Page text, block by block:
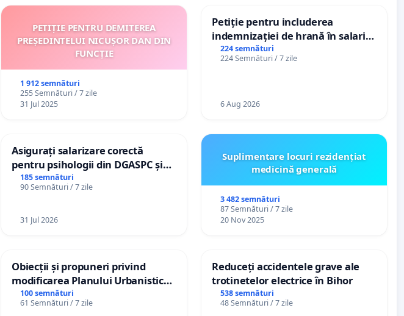
PETIȚIE PENTRU DEMITEREA
PREȘEDINTELUI NICUȘOR DAN DIN
FUNCȚIE
1 912 semnături
255 Semnături / 7 zile
31 Jul 2025
Petiție pentru includerea
indemnizației de hrană în salariul
de bază și protejarea gradațiilor
de vechime pentru asistenții
224 semnături
224 Semnături / 7 zile
6 Aug 2026
Asigurați salarizare corectă
pentru psihologii din DGASPC și
spitale
185 semnături
90 Semnături / 7 zile
31 Jul 2026
Suplimentare locuri rezidențiat
medicină generală
3 482 semnături
87 Semnături / 7 zile
20 Nov 2025
Obiecții și propuneri privind
modificarea Planului Urbanistic
General al orașului Ialoveni
100 semnături
61 Semnături / 7 zile
Reduceți accidentele grave ale
trotinetelor electrice în Bihor
538 semnături
48 Semnături / 7 zile